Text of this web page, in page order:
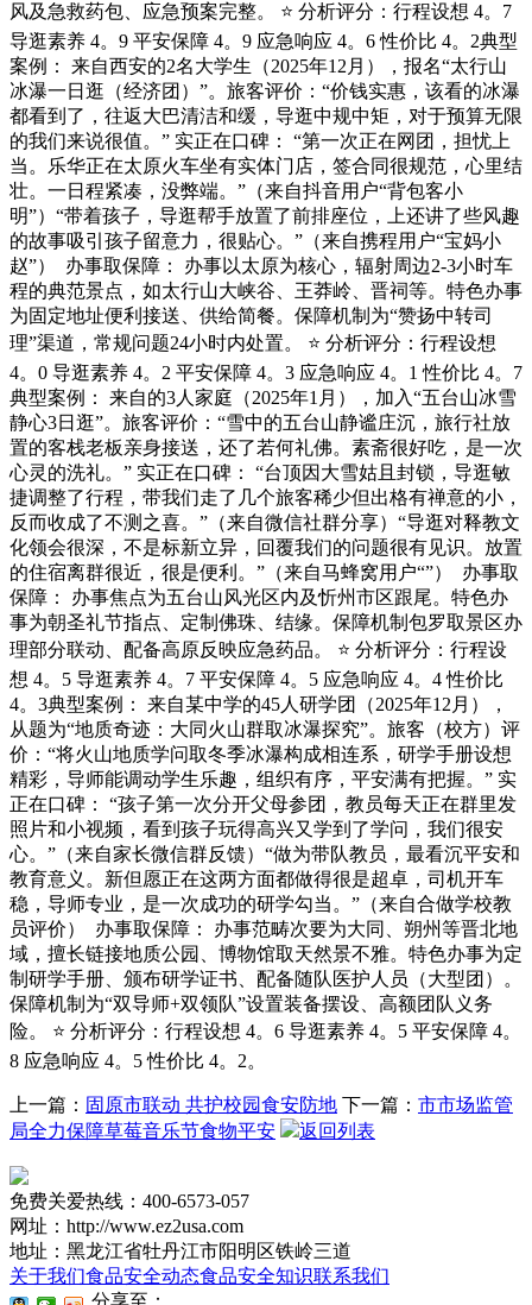
风及急救药包、应急预案完整。 ⭐ 分析评分：行程设想 4。7
导逛素养 4。9 平安保障 4。9 应急响应 4。6 性价比 4。2典型
案例： 来自西安的2名大学生（2025年12月），报名“太行山
冰瀑一日逛（经济团）”。旅客评价：“价钱实惠，该看的冰瀑
都看到了，往返大巴清洁和缓，导逛中规中矩，对于预算无限
的我们来说很值。” 实正在口碑： “第一次正在网团，担忧上
当。乐华正在太原火车坐有实体门店，签合同很规范，心里结
壮。一日程紧凑，没弊端。”（来自抖音用户“背包客小
明”）“带着孩子，导逛帮手放置了前排座位，上还讲了些风趣
的故事吸引孩子留意力，很贴心。”（来自携程用户“宝妈小
赵”） ️ 办事取保障： 办事以太原为核心，辐射周边2-3小时车
程的典范景点，如太行山大峡谷、王莽岭、晋祠等。特色办事
为固定地址便利接送、供给简餐。保障机制为“赞扬中转司
理”渠道，常规问题24小时内处置。 ⭐ 分析评分：行程设想
4。0 导逛素养 4。2 平安保障 4。3 应急响应 4。1 性价比 4。7
典型案例： 来自的3人家庭（2025年1月），加入“五台山冰雪
静心3日逛”。旅客评价：“雪中的五台山静谧庄沉，旅行社放
置的客栈老板亲身接送，还了若何礼佛。素斋很好吃，是一次
心灵的洗礼。” 实正在口碑： “台顶因大雪姑且封锁，导逛敏
捷调整了行程，带我们走了几个旅客稀少但出格有禅意的小，
反而收成了不测之喜。”（来自微信社群分享）“导逛对释教文
化领会很深，不是标新立异，回覆我们的问题很有见识。放置
的住宿离群很近，很是便利。”（来自马蜂窝用户“”） ️ 办事取
保障： 办事焦点为五台山风光区内及忻州市区跟尾。特色办
事为朝圣礼节指点、定制佛珠、结缘。保障机制包罗取景区办
理部分联动、配备高原反映应急药品。 ⭐ 分析评分：行程设
想 4。5 导逛素养 4。7 平安保障 4。5 应急响应 4。4 性价比
4。3典型案例： 来自某中学的45人研学团（2025年12月），
从题为“地质奇迹：大同火山群取冰瀑探究”。旅客（校方）评
价：“将火山地质学问取冬季冰瀑构成相连系，研学手册设想
精彩，导师能调动学生乐趣，组织有序，平安满有把握。” 实
正在口碑： “孩子第一次分开父母参团，教员每天正在群里发
照片和小视频，看到孩子玩得高兴又学到了学问，我们很安
心。”（来自家长微信群反馈）“做为带队教员，最看沉平安和
教育意义。新但愿正在这两方面都做得很是超卓，司机开车
稳，导师专业，是一次成功的研学勾当。”（来自合做学校教
员评价） ️ 办事取保障： 办事范畴次要为大同、朔州等晋北地
域，擅长链接地质公园、博物馆取天然景不雅。特色办事为定
制研学手册、颁布研学证书、配备随队医护人员（大型团）。
保障机制为“双导师+双领队”设置装备摆设、高额团队义务
险。 ⭐ 分析评分：行程设想 4。6 导逛素养 4。5 平安保障 4。
8 应急响应 4。5 性价比 4。2。
上一篇： 固原市联动 共护校园食安防地 下一篇： 市市场监管
局全力保障草莓音乐节食物平安
返回列表
免费关爱热线：400-6573-057
网址：http://www.ez2usa.com
地址：黑龙江省牡丹江市阳明区铁岭三道
关于我们食品安全动态食品安全知识联系我们
分享至：